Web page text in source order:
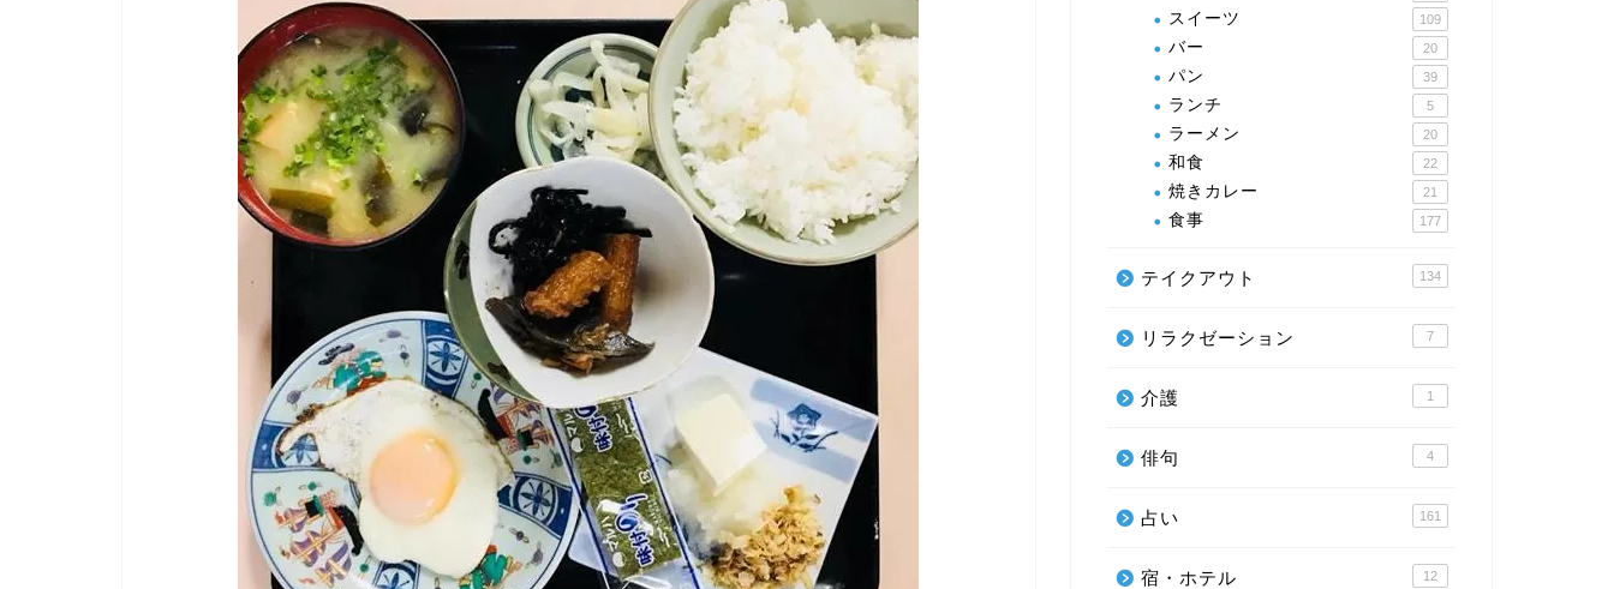
スイーツ 109
バー 20
パン 39
ランチ 5
ラーメン 20
和食 22
焼きカレー 21
食事 177
テイクアウト 134
リラクゼーション 7
介護 1
俳句 4
占い 161
宿・ホテル 12